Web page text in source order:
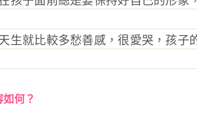
比較多愁善感，很愛哭，孩子
何？